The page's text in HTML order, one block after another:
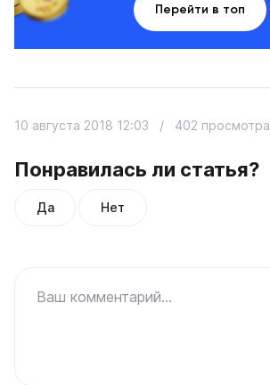
Перейти в топ
Понравилась ли статья?
Да Нет
10 августа 2018 12:03 / 402 просмотра
Ваш комментарий...